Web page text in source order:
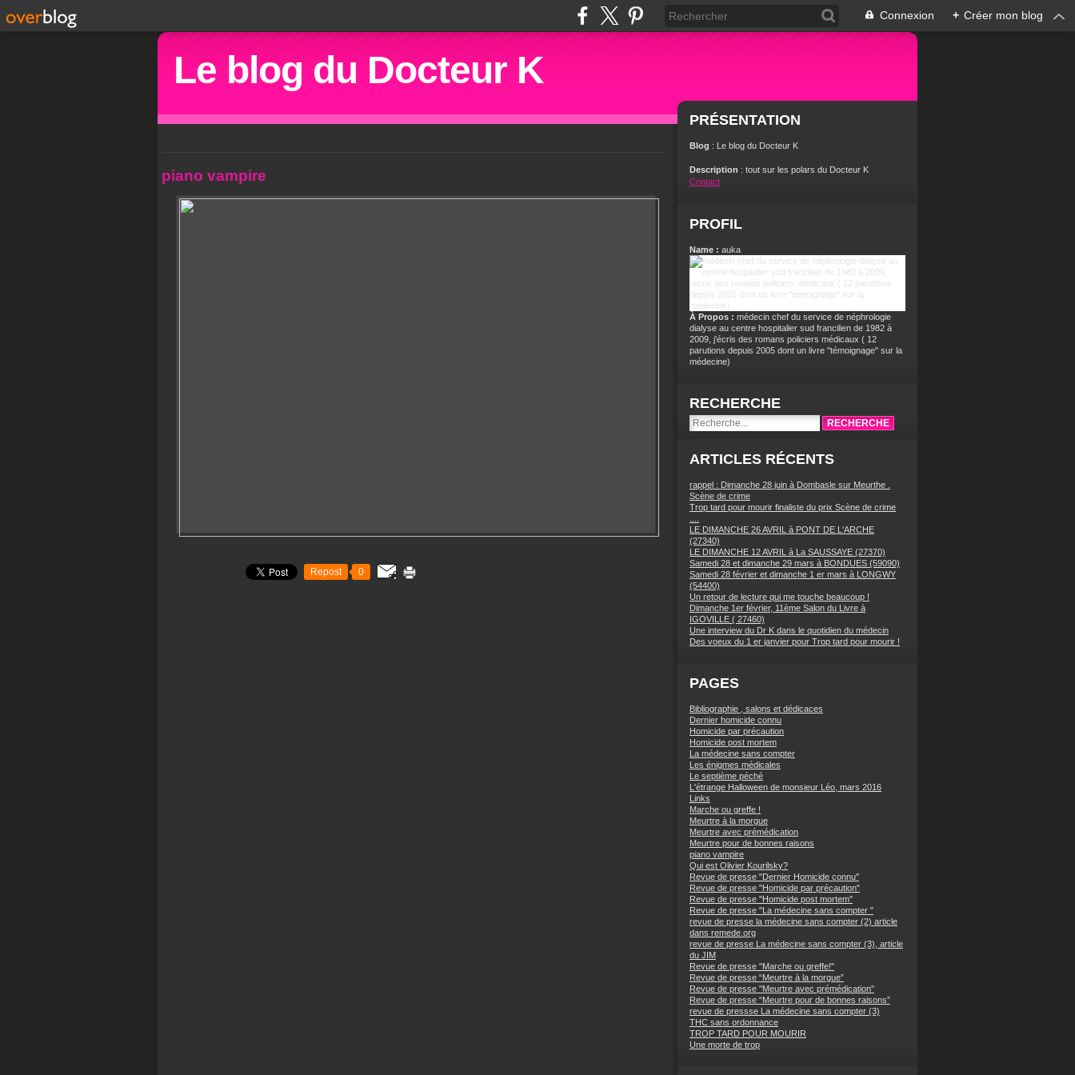
Connexion + Créer mon blog
Le blog du Docteur K
piano vampire
Repost 0
PRÉSENTATION
Blog : Le blog du Docteur K
Description : tout sur les polars du Docteur K
Contact
PROFIL
Name : auka
À Propos : médecin chef du service de néphrologie
dialyse au centre hospitalier sud francilien de 1982 à
2009, j'écris des romans policiers médicaux ( 12
parutions depuis 2005 dont un livre "témoignage" sur la
médecine)
RECHERCHE
ARTICLES RÉCENTS
rappel : Dimanche 28 juin à Dombasle sur Meurthe .
Scène de crime
Trop tard pour mourir finaliste du prix Scène de crime
LE DIMANCHE 26 AVRIL à PONT DE L'ARCHE
(27340)
LE DIMANCHE 12 AVRIL à La SAUSSAYE (27370)
Samedi 28 et dimanche 29 mars à BONDUES (59090)
Samedi 28 février et dimanche 1 er mars à LONGWY
(54400)
Un retour de lecture qui me touche beaucoup !
Dimanche 1er février, 11ème Salon du Livre à
IGOVILLE ( 27460)
Une interview du Dr K dans le quotidien du médecin
Des voeux du 1 er janvier pour Trop tard pour mourir !
PAGES
Bibliographie , salons et dédicaces
Dernier homicide connu
Homicide par précaution
Homicide post mortem
La médecine sans compter
Les énigmes médicales
Le septième péché
L'étrange Halloween de monsieur Léo, mars 2016
Links
Marche ou greffe !
Meurtre à la morgue
Meurtre avec prémédication
Meurtre pour de bonnes raisons
piano vampire
Qui est Olivier Kourilsky?
Revue de presse "Dernier Homicide connu"
Revue de presse "Homicide par précaution"
Revue de presse "Homicide post mortem"
Revue de presse "La médecine sans compter "
revue de presse la médecine sans compter (2) article
dans remede.org
revue de presse La médecine sans compter (3), article
du JIM
Revue de presse "Marche ou greffe!"
Revue de presse “Meurtre à la morgue”
Revue de presse "Meurtre avec prémédication"
Revue de presse “Meurtre pour de bonnes raisons”
revue de pressse La médecine sans compter (3)
THC sans ordonnance
TROP TARD POUR MOURIR
Une morte de trop